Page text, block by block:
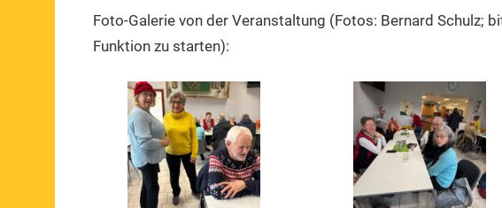
Foto-Galerie von der Veranstaltung (Fotos: Bernard Schulz;
Funktion zu starten):